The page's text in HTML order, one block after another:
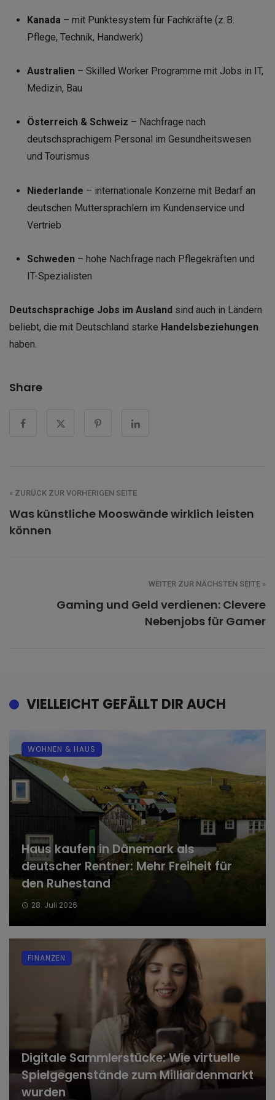
Kanada – mit Punktesystem für Fachkräfte (z. B.
Pflege, Technik, Handwerk)
Australien– Skilled Worker Programme mit Jobs in IT,
Medizin, Bau
Österreich & Schweiz – Nachfrage nach
deutschsprachigem Personal im Gesundheitswesen
und Tourismus
Niederlande – internationale Konzerne mit Bedarf an
deutschen Muttersprachlern im Kundenservice und
Vertrieb
Schweden– hohe Nachfrage nach Pflegekräften und
IT-Spezialisten
Deutschsprachige Jobs im Ausland sind auch in Ländern
beliebt, die mit Deutschland starke Handelsbeziehungen
haben.
Share
« ZURÜCK ZUR VORHERIGEN SEITE
Was künstliche Mooswände wirklich leisten
können
WEITER ZUR NÄCHSTEN SEITE »
Gaming und Geld verdienen: Clevere
Nebenjobs für Gamer
VIELLEICHT GEFÄLLT DIR AUCH
Haus kaufen in Dänemark als
deutscher Rentner: Mehr Freiheit für
den Ruhestand
28. Juli 2026
WOHNEN & HAUS
Digitale Sammlerstücke: Wie virtuelle
Spielgegenstände zum Milliardenmarkt
wurden
FINANZEN